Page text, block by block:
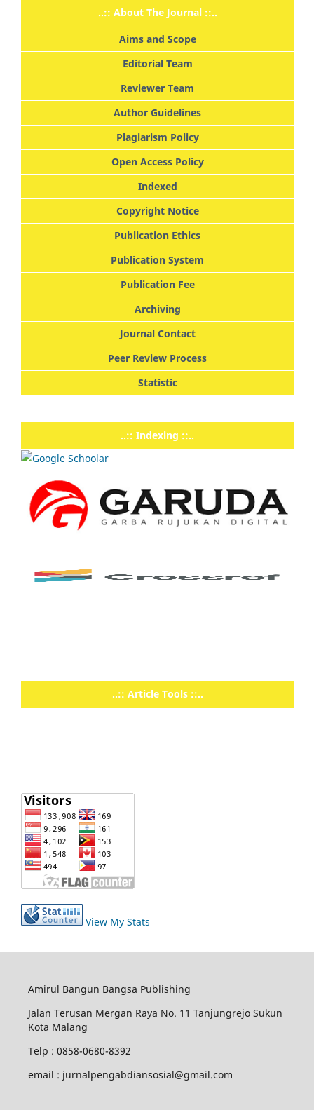
..:: About The Journal ::..
Aims and Scope
Editorial Team
Reviewer Team
Author Guidelines
Plagiarism Policy
Open Access Policy
Indexed
Copyright Notice
Publication Ethics
Publication System
Publication Fee
Archiving
Journal Contact
Peer Review Process
Statistic
..:: Indexing ::..
..:: Article Tools ::..
View My Stats
Amirul Bangun Bangsa Publishing
Jalan Terusan Mergan Raya No. 11 Tanjungrejo Sukun
Kota Malang
Telp : 0858-0680-8392
email : jurnalpengabdiansosial@gmail.com